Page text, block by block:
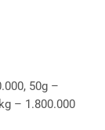
50g –
– 1.800.000